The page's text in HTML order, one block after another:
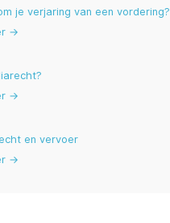
je verjaring van een vordering?
→
→
en vervoer
→